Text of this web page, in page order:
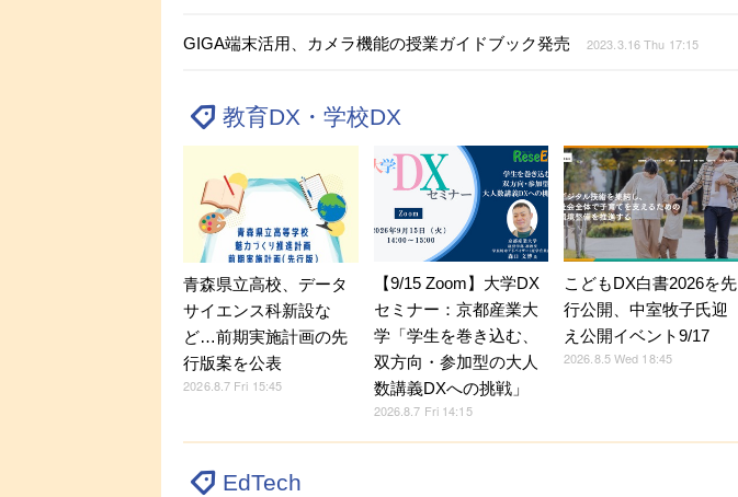
GIGA端末活用、カメラ機能の授業ガイドブック発売 2023.3.16 Thu 17:15
教育DX・学校DX
青森県立高校、データ
サイエンス科新設な
ど…前期実施計画の先
行版案を公表
2026.8.7 Fri 15:45
【9/15 Zoom】大学DX
セミナー：京都産業大
学「学生を巻き込む、
双方向・参加型の大人
数講義DXへの挑戦」
2026.8.7 Fri 14:15
こどもDX白書2026を先
行公開、中室牧子氏迎
え公開イベント9/17
2026.8.5 Wed 18:45
EdTech